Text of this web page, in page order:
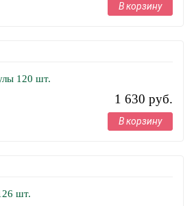
В корзину
120 шт.
1 630 руб.
В корзину
шт.